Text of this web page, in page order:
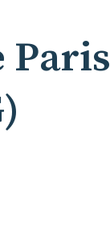
Paris
)